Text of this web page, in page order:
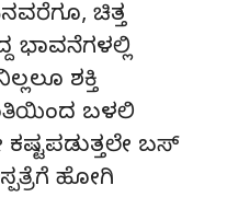
ಚಿತ್ತ
ಭಾವನೆಗಳಲ್ಲಿ
ಶಕ್ತಿ
ಬಳಲಿ
ಬಸ್
ಹೋಗಿ